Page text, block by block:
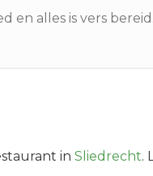
en alles is vers
in Sliedrecht.